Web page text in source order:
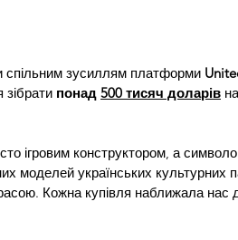
спільним зусиллям платформи
зібрати понад 500 тисяч доларів
ігровим конструктором, а
моделей українських культурних
Кожна купівля наближала нас